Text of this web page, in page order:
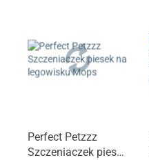
Perfect Petzzz
Szczeniaczek piesek